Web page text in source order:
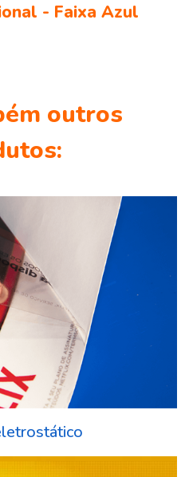
- Faixa Azul
outros